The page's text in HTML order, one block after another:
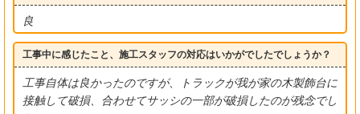
良
工事中に感じたこと、施工スタッフの対応はいかがでしたでしょうか？
工事自体は良かったのですが、トラックが我が家の木製飾台に
接触して破損、合わせてサッシの一部が破損したのが残念でし